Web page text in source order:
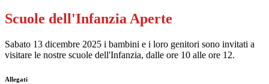
Scuole dell'Infanzia Aperte
Sabato 13 dicembre 2025 i bambini e i loro genitori sono invitati a
visitare le nostre scuole dell'Infanzia, dalle ore 10 alle ore 12.
Allegati